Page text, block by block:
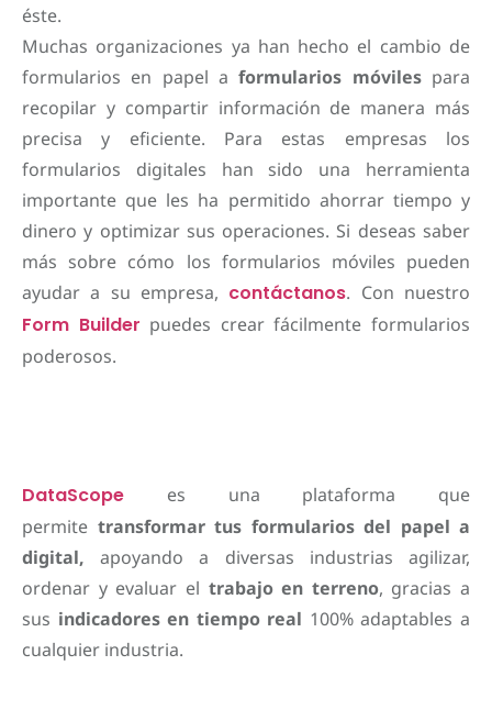
éste.
Muchas organizaciones ya han hecho el cambio de
formularios en papel aformularios móviles para
recopilar y compartir información de manera más
precisa y eficiente. Para estas empresas los
formularios digitales han sido una herramienta
importante que les ha permitido ahorrar tiempo y
dinero y optimizar sus operaciones. Si deseas saber
más sobre cómo los formularios móviles pueden
ayudar a su empresa, contáctanos. Con nuestro
Form Builder puedes crear fácilmente formularios
poderosos.
DataScope es una plataforma que
permite transformar tus formularios del papel a
digital, apoyando a diversas industrias agilizar,
ordenar y evaluar el trabajo en terreno, gracias a
sus indicadores en tiempo real 100% adaptables a
cualquier industria.